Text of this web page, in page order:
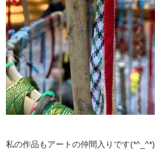
私の作品もアートの仲間入りです(*^_^*)